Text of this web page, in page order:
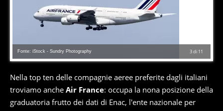
3di 11
Fonte: iStock - Sundry Photography
Nella top ten delle compagnie aeree preferite dagli italiani
troviamo anche Air France: occupa la nona posizione della
graduatoria frutto dei dati di Enac, l'ente nazionale per